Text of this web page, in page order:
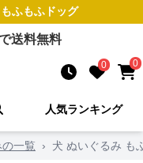
もふもふドッグ
送料無料
0 0
人気ランキング
一覧 › 犬 ぬいぐるみ も